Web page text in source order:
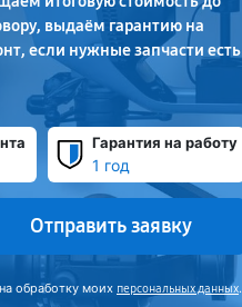
выдаём гарантию на
если нужные запчасти есть
Гарантия на работу
1 год
Отправить заявку
обработку моих персональных данных.